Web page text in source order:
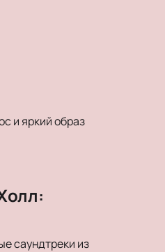
и яркий образ
саундтреки из